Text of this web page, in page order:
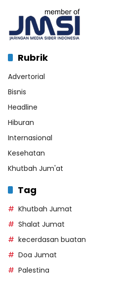
Rubrik
Advertorial
Bisnis
Headline
Hiburan
Internasional
Kesehatan
Khutbah Jum'at
Tag
Khutbah Jumat
Shalat Jumat
kecerdasan buatan
Doa Jumat
Palestina